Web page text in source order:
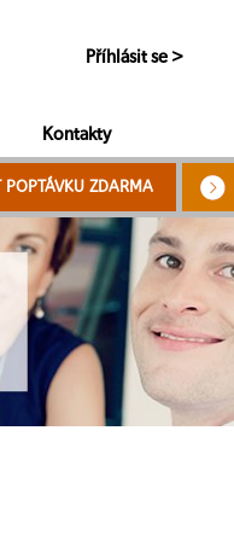
Příhlásit se >
Kontakty
POPTÁVKU ZDARMA